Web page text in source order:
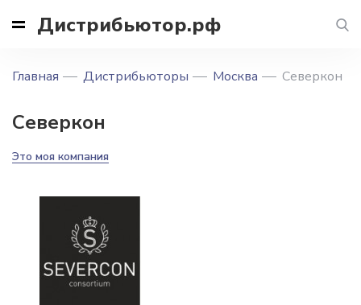
Дистрибьютор.рф
Главная Дистрибьюторы Москва Северкон
Северкон
Это моя компания